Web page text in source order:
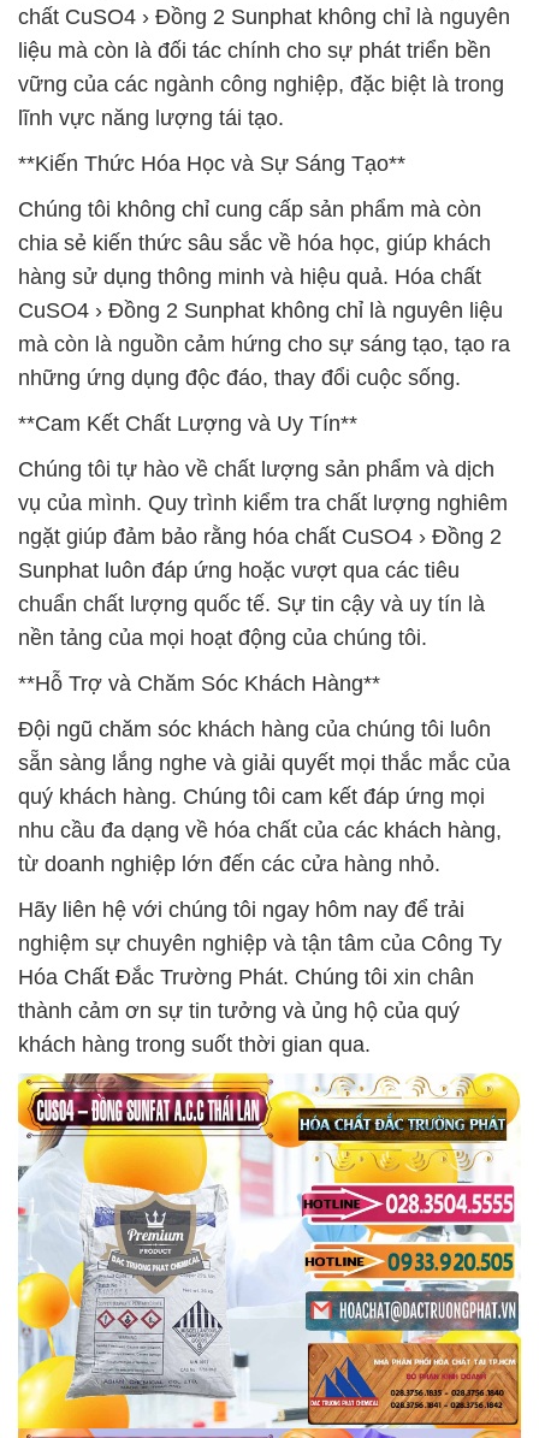
chất CuSO4 › Đồng 2 Sunphat không chỉ là nguyên
liệu mà còn là đối tác chính cho sự phát triển bền
vững của các ngành công nghiệp, đặc biệt là trong
lĩnh vực năng lượng tái tạo.
**Kiến Thức Hóa Học và Sự Sáng Tạo**
Chúng tôi không chỉ cung cấp sản phẩm mà còn
chia sẻ kiến thức sâu sắc về hóa học, giúp khách
hàng sử dụng thông minh và hiệu quả. Hóa chất
CuSO4 › Đồng 2 Sunphat không chỉ là nguyên liệu
mà còn là nguồn cảm hứng cho sự sáng tạo, tạo ra
những ứng dụng độc đáo, thay đổi cuộc sống.
**Cam Kết Chất Lượng và Uy Tín**
Chúng tôi tự hào về chất lượng sản phẩm và dịch
vụ của mình. Quy trình kiểm tra chất lượng nghiêm
ngặt giúp đảm bảo rằng hóa chất CuSO4 › Đồng 2
Sunphat luôn đáp ứng hoặc vượt qua các tiêu
chuẩn chất lượng quốc tế. Sự tin cậy và uy tín là
nền tảng của mọi hoạt động của chúng tôi.
**Hỗ Trợ và Chăm Sóc Khách Hàng**
Đội ngũ chăm sóc khách hàng của chúng tôi luôn
sẵn sàng lắng nghe và giải quyết mọi thắc mắc của
quý khách hàng. Chúng tôi cam kết đáp ứng mọi
nhu cầu đa dạng về hóa chất của các khách hàng,
từ doanh nghiệp lớn đến các cửa hàng nhỏ.
Hãy liên hệ với chúng tôi ngay hôm nay để trải
nghiệm sự chuyên nghiệp và tận tâm của Công Ty
Hóa Chất Đắc Trường Phát. Chúng tôi xin chân
thành cảm ơn sự tin tưởng và ủng hộ của quý
khách hàng trong suốt thời gian qua.